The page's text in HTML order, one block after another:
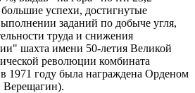
успехи, достигнутые
заданий по добыче угля,
труда и снижения
шахта имени 50-летия Великой
революции комбината
1971 году была награждена Орденом